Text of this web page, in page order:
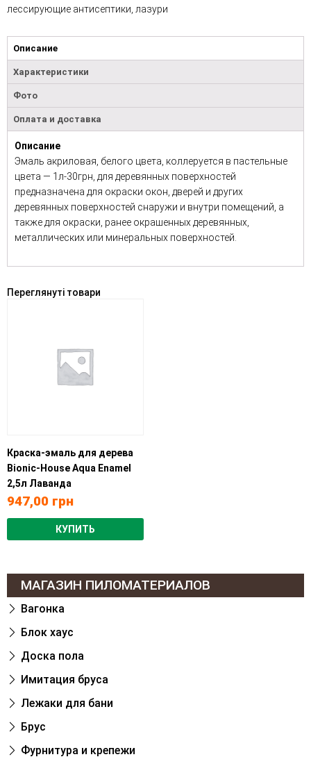
лессирующие антисептики, лазури
Описание
Характеристики
Фото
Оплата и доставка
Описание
Эмаль акриловая, белого цвета, коллеруется в пастельные
цвета — 1л-30грн, для деревянных поверхностей
предназначена для окраски окон, дверей и других
деревянных поверхностей снаружи и внутри помещений, а
также для окраски, ранее окрашенных деревянных,
металлических или минеральных поверхностей.
Переглянуті товари
Краска-эмаль для дерева
Bionic-House Aqua Enamel
2,5л Лаванда
947,00 грн
КУПИТЬ
МАГАЗИН ПИЛОМАТЕРИАЛОВ
Вагонка
Блок хаус
Доска пола
Имитация бруса
Лежаки для бани
Брус
Фурнитура и крепежи